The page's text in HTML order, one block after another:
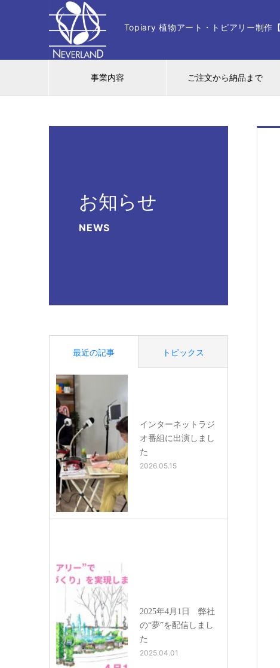
Topiary 植物アート・トピアリー制作
事業内容 ご注文から納品まで
お知らせ
NEWS
最近の記事 トピックス
インターネットラジ
オ番組に出演しまし
た
2026.05.15
2025年4月1日 弊社
の“夢”を配信しまし
た
2025.04.01